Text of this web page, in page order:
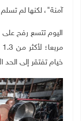
آمنة"، لكنها لم
خيام تفتقر إلى الحد